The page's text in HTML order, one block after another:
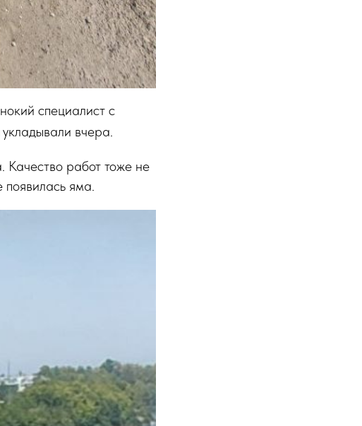
специалист с
вчера.
Качество работ тоже не
яма.